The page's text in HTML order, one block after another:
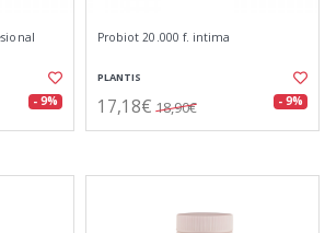
- 9%
Probiot 20.000 f. intima
PLANTIS
17,18€ 18,90€ - 9%